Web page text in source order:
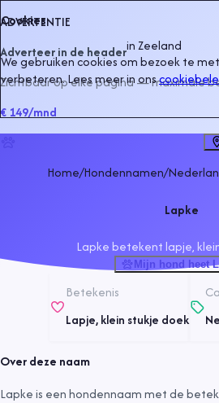
ADVERTENTIE
Adverteer in de headerinZeeland
Zichtbaar op elke pagina — maximale
€ 149/mnd
Home/Hondennamen/
Lapke
Lapke betekent lapje,
Mijn hond heet
Betekenis
Lapje, klein stukje doek
Over deze naam
Lapke is een hondennaam met de
Cookies
We gebruiken cookies om bezoek te
verbeteren. Lees meer in ons